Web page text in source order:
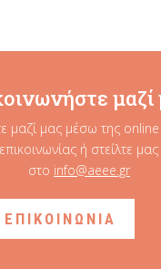
μαζί
μαζί μας μέσω της
ή στείλτε
στο info@aeee.gr
ΕΠΙΚΟΙΝΩΝΙΑ